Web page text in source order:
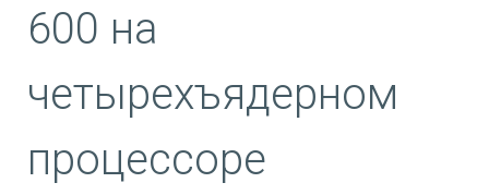
600 на
четырехъядерном
процессоре